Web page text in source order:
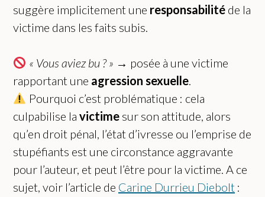
suggère implicitement une responsabilité de la
victime dans les faits subis.
« Vous aviez bu ? » → posée à une victime
rapportant une agression sexuelle.
Pourquoi c’est problématique : cela
culpabilise la victime sur son attitude, alors
qu’en droit pénal, l’état d’ivresse ou l’emprise de
stupéfiants est une circonstance aggravante
pour l’auteur, et peut l’être pour la victime. A ce
sujet, voir l’article de Carine Durrieu Diebolt :